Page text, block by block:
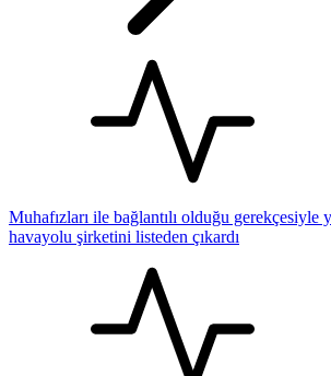
Muhafızları ile bağlantılı olduğu gerekçesiyle
havayolu şirketini listeden çıkardı